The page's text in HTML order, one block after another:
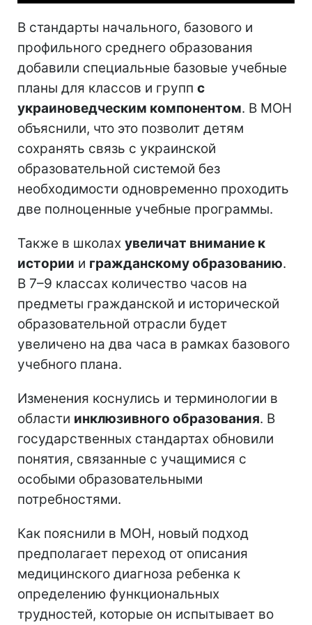
В стандарты начального, базового и
профильного среднего образования
добавили специальные базовые учебные
планы для классов и групп с
украиноведческим компонентом. В МОН
объяснили, что это позволит детям
сохранять связь с украинской
образовательной системой без
необходимости одновременно проходить
две полноценные учебные программы.
Также в школах увеличат внимание к
истории и гражданскому образованию.
В 7–9 классах количество часов на
предметы гражданской и исторической
образовательной отрасли будет
увеличено на два часа в рамках базового
учебного плана.
Изменения коснулись и терминологии в
области инклюзивного образования. В
государственных стандартах обновили
понятия, связанные с учащимися с
особыми образовательными
потребностями.
Как пояснили в МОН, новый подход
предполагает переход от описания
медицинского диагноза ребенка к
определению функциональных
трудностей, которые он испытывает во